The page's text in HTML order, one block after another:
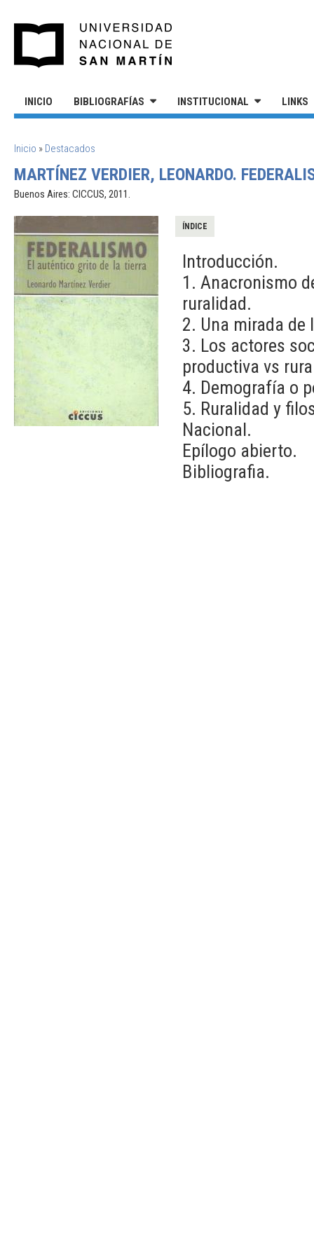
INICIO BIBLIOGRAFÍAS INSTITUCIONAL LINKS
SE ENCUENTRA USTED AQUÍ
Inicio » Destacados
MARTÍNEZ VERDIER, LEONARDO.
Buenos Aires: CICCUS, 2011.
ÍNDICE
Introducción.
1. Anacronismo
ruralidad.
2. Una mirada
3. Los actores
productiva vs
4. Demografía o
5. Ruralidad y
Nacional.
Epílogo abierto.
Bibliografia.